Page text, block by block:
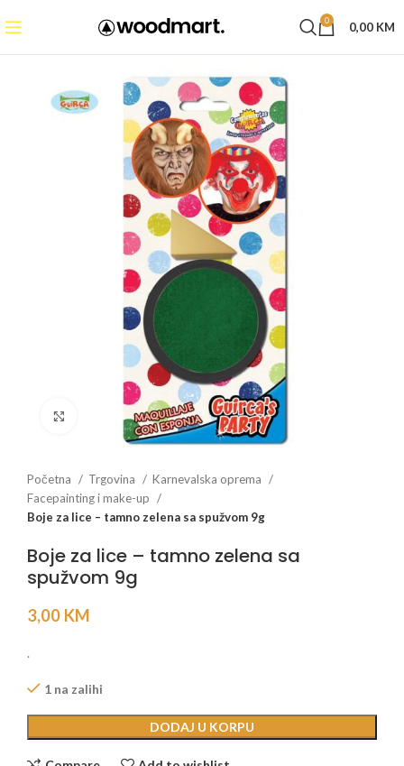
0 0,00 KM
Click to enlarge
Početna Trgovina
Karnevalska oprema
Facepainting i make-up
Boje za lice – tamno zelena sa spužvom 9g
Boje za lice – tamno zelena sa
spužvom 9g
3,00 KM
.
1 na zalihi
DODAJ U KORPU